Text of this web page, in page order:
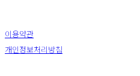
이용약관
개인정보처리방침